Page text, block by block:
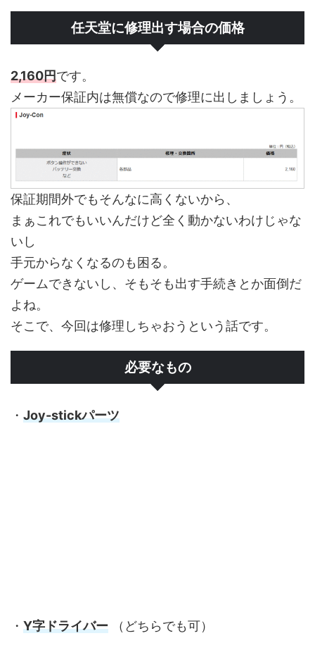
任天堂に修理出す場合の価格
2,160円です。
メーカー保証内は無償なので修理に出しましょう。
保証期間外でもそんなに高くないから、
まぁこれでもいいんだけど全く動かないわけじゃな
いし
手元からなくなるのも困る。
ゲームできないし、そもそも出す手続きとか面倒だ
よね。
そこで、今回は修理しちゃおうという話です。
必要なもの
・ Joy-stickパーツ
・ Y字ドライバー （どちらでも可）